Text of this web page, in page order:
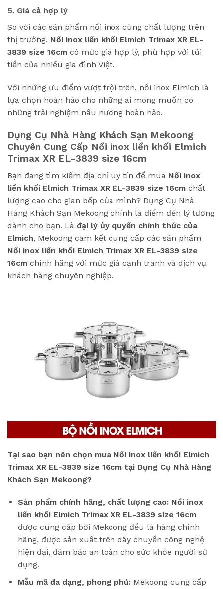
5. Giá cả hợp lý
So với các sản phẩm nồi inox cùng chất lượng trên
thị trường, Nồi inox liền khối Elmich Trimax XR EL-
3839 size 16cm có mức giá hợp lý, phù hợp với túi
tiền của nhiều gia đình Việt.
Với những ưu điểm vượt trội trên, nồi inox Elmich là
lựa chọn hoàn hảo cho những ai mong muốn có
những trải nghiệm nấu nướng hoàn hảo.
Dụng Cụ Nhà Hàng Khách Sạn Mekoong
Chuyên Cung Cấp Nồi inox liền khối Elmich
Trimax XR EL-3839 size 16cm
Bạn đang tìm kiếm địa chỉ uy tín để mua Nồi inox
liền khối Elmich Trimax XR EL-3839 size 16cm chất
lượng cao cho gian bếp của mình? Dụng Cụ Nhà
Hàng Khách Sạn Mekoong chính là điểm đến lý tưởng
dành cho bạn. Là đại lý ủy quyền chính thức của
Elmich, Mekoong cam kết cung cấp các sản phẩm
Nồi inox liền khối Elmich Trimax XR EL-3839 size
16cm chính hãng với mức giá cạnh tranh và dịch vụ
khách hàng chuyên nghiệp.
Tại sao bạn nên chọn mua Nồi inox liền khối Elmich
Trimax XR EL-3839 size 16cm tại Dụng Cụ Nhà Hàng
Khách Sạn Mekoong?
Sản phẩm chính hãng, chất lượng cao: Nồi inox
liền khối Elmich Trimax XR EL-3839 size 16cm
được cung cấp bởi Mekoong đều là hàng chính
hãng, được sản xuất trên dây chuyền công nghệ
hiện đại, đảm bảo an toàn cho sức khỏe người sử
dụng.
Mẫu mã đa dạng, phong phú:Mekoong cung cấp